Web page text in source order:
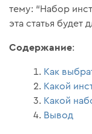
тему: “Набор
эта статья будет
Содержание:
Как
Какой
Какой
Вывод